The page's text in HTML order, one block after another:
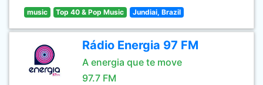
music Top 40 & Pop Music Jundiai, Brazil
Rádio Energia 97 FM
A energia que te move
97.7 FM